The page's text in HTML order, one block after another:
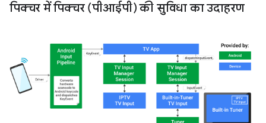
पिक्चर में पिक्चर (पीआईपी) की सुविधा का उदाहरण